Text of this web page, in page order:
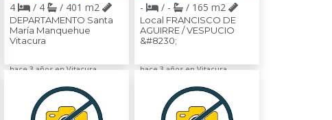
4
/ 4 / 401 m2
DEPARTAMENTO Santa
María Manquehue
Vitacura
hace 3 años en Vitacura
-
/ - / 165 m2
Local FRANCISCO DE
AGUIRRE / VESPUCIO
&#8230;
hace 3 años en Vitacura